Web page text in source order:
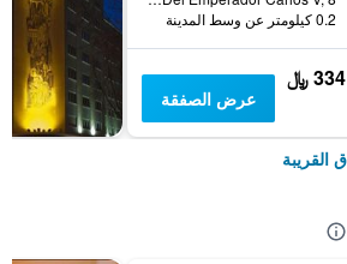
0.2 كيلومتر عن وسط المدينة
334 ﷼
عرض الصفقة
القريبة